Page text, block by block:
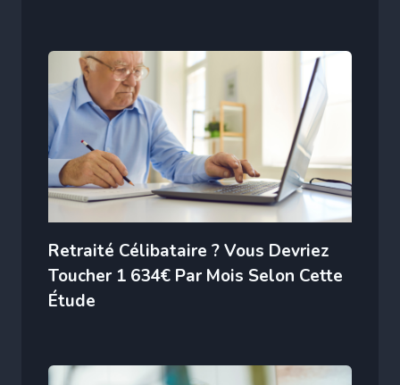
Retraité Célibataire ? Vous Devriez
Toucher 1 634€ Par Mois Selon Cette
Étude